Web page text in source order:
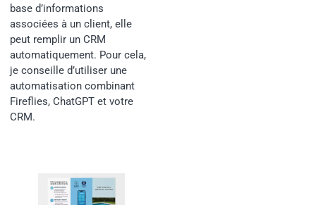
base d’informations
associées à un client, elle
peut remplir un CRM
automatiquement. Pour cela,
je conseille d’utiliser une
automatisation combinant
Fireflies, ChatGPT et votre
CRM.